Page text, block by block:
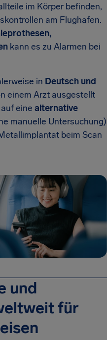
im Körper befinden,
am Flughafen.
kann es zu Alarmen bei
in Deutsch und
einem Arzt ausgestellt
eine alternative
manuelle Untersuchung)
beim Scan
und
für